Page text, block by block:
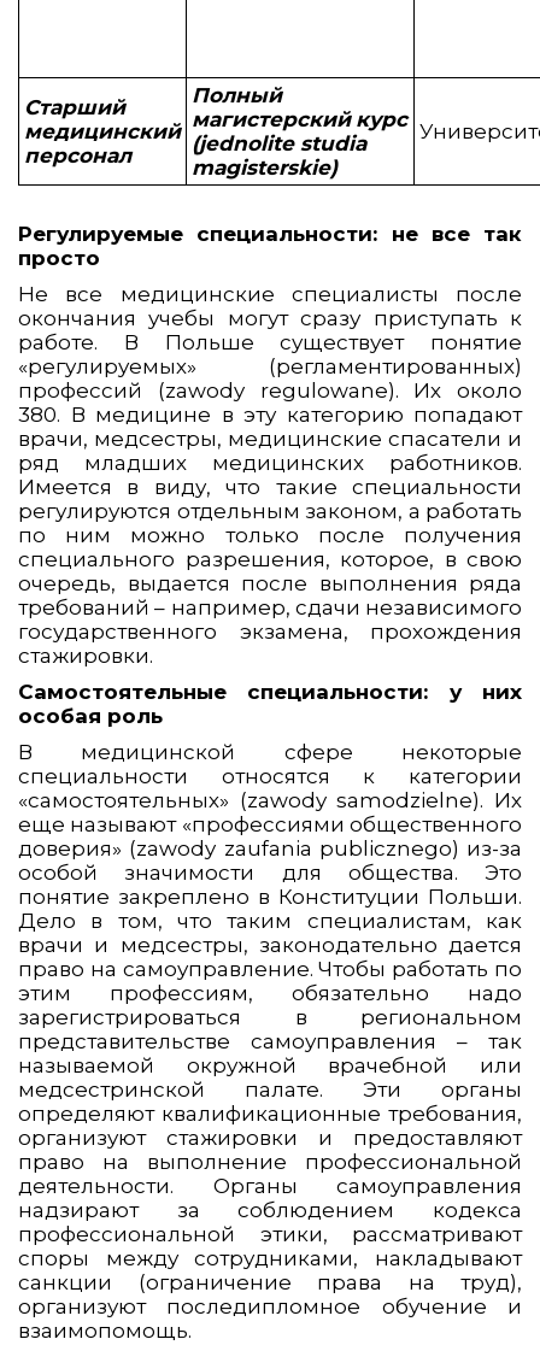
Старший
медицинский
персонал
Полный
магистерский курс
(jednolite studia
magisterskie)
Регулируемые специальности: не все так
просто
Не все медицинские специалисты после
окончания учебы могут сразу приступать к
работе. В Польше существует понятие
«регулируемых» (регламентированных)
профессий (zawody regulowane). Их около
380. В медицине в эту категорию попадают
врачи, медсестры, медицинские спасатели и
ряд младших медицинских работников.
Имеется в виду, что такие специальности
регулируются отдельным законом, а работать
по ним можно только после получения
специального разрешения, которое, в свою
очередь, выдается после выполнения ряда
требований – например, сдачи независимого
государственного экзамена, прохождения
стажировки.
Самостоятельные специальности: у них
особая роль
В медицинской сфере некоторые
специальности относятся к категории
«самостоятельных» (zawody samodzielne). Их
еще называют «профессиями общественного
доверия» (zawody zaufania publicznego) из-за
особой значимости для общества. Это
понятие закреплено в Конституции Польши.
Дело в том, что таким специалистам, как
врачи и медсестры, законодательно дается
право на самоуправление. Чтобы работать по
этим профессиям, обязательно надо
зарегистрироваться в региональном
представительстве самоуправления – так
называемой окружной врачебной или
медсестринской палате. Эти органы
определяют квалификационные требования,
организуют стажировки и предоставляют
право на выполнение профессиональной
деятельности. Органы самоуправления
надзирают за соблюдением кодекса
профессиональной этики, рассматривают
споры между сотрудниками, накладывают
санкции (ограничение права на труд),
организуют последипломное обучение и
взаимопомощь.